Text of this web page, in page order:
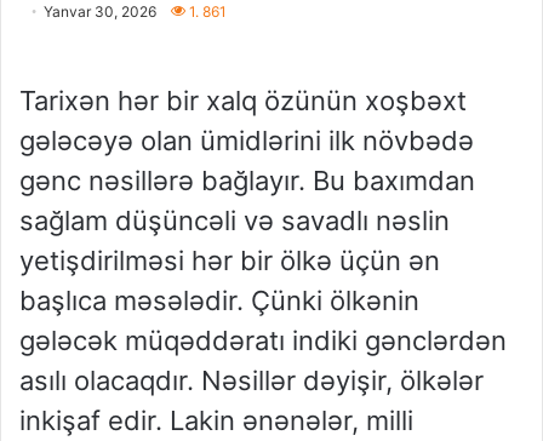
Yanvar 30, 2026 1. 861
Tarixən hər bir xalq özünün xoşbəxt
gələcəyə olan ümidlərini ilk növbədə
gənc nəsillərə bağlayır. Bu baxımdan
sağlam düşüncəli və savadlı nəslin
yetişdirilməsi hər bir ölkə üçün ən
başlıca məsələdir. Çünki ölkənin
gələcək müqəddəratı indiki gənclərdən
asılı olacaqdır. Nəsillər dəyişir, ölkələr
inkişaf edir. Lakin ənənələr, milli